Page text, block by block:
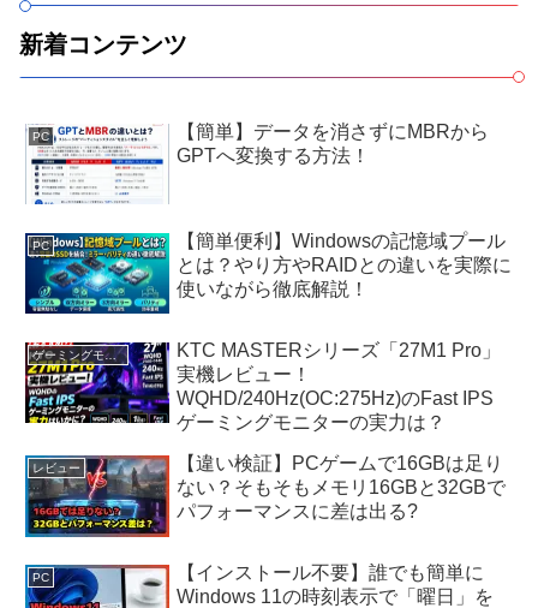
新着コンテンツ
PC
【簡単】データを消さずにMBRから
GPTへ変換する方法！
PC
【簡単便利】Windowsの記憶域プール
とは？やり方やRAIDとの違いを実際に
使いながら徹底解説！
ゲーミングモニター
KTC MASTERシリーズ「27M1 Pro」
実機レビュー！
WQHD/240Hz(OC:275Hz)のFast IPS
ゲーミングモニターの実力は？
レビュー
【違い検証】PCゲームで16GBは足り
ない？そもそもメモリ16GBと32GBで
パフォーマンスに差は出る?
PC
【インストール不要】誰でも簡単に
Windows 11の時刻表示で「曜日」を